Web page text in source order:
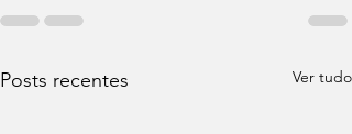
Posts recentes Ver tudo